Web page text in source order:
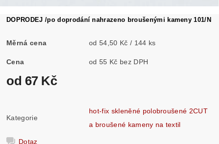
DOPRODEJ /po doprodání nahrazeno broušenými kameny 101/N
Měrná cena od 54,50 Kč / 144 ks
Cena od 55 Kč bez DPH
od 67 Kč
Kategorie
hot-fix skleněné polobroušené 2CUT
a broušené kameny na textil
Dotaz